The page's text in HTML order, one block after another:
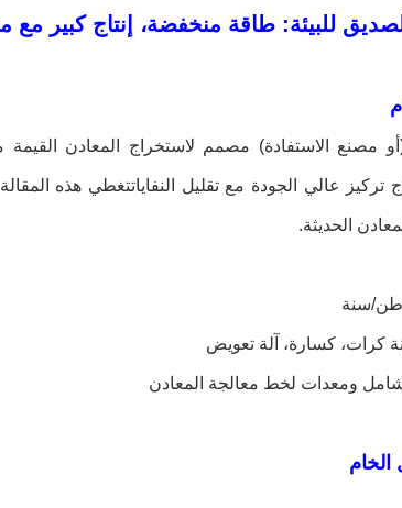
للبيئة: طاقة منخفضة، إنتاج كبير مع
مصنع الاستفادة) مصمم لاستخراج المعادن
تركيز عالي الجودة مع تقليل النفاياتتغطي هذه
الحديثة.
كرات، كسارة، آلة تعويض
ومعدات لخط معالجة المعادن
الخام